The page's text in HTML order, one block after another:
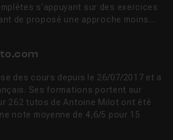
s'appuyant sur des exercices
de proposé une approche moins...
des cours depuis le 26/07/2017 et a
Ses formations portent sur
262 tutos de Antoine Milot ont été
note moyenne de 4,6/5 pour 15